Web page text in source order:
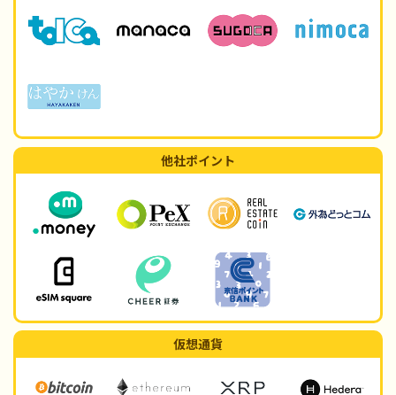
他社ポイント
仮想通貨